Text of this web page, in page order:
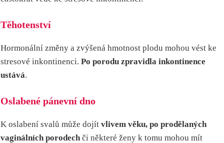
Těhotenství
Hormonální změny a zvýšená hmotnost plodu mohou vést ke
stresové inkontinenci. Po porodu zpravidla inkontinence
ustává.
Oslabené pánevní dno
K oslabení svalů může dojít vlivem věku, po prodělaných
vaginálních porodechči některé ženy k tomu mohou mít